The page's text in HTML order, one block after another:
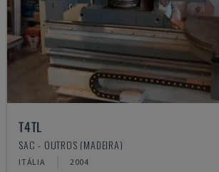
T4TL
SAC - OUTROS (MADEIRA)
ITÁLIA 2004